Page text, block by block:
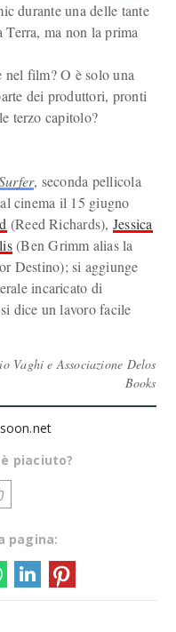
durante una delle tante
ma non la prima
nel film? O è solo una
dei produttori, pronti
terzo capitolo?
, seconda pellicola
cinema il 15 giugno
(Reed Richards), Jessica
(Ben Grimm alias la
Destino); si aggiunge
incaricato di
dice un lavoro facile
e Associazione Delos
Books
piaciuto?
pagina: